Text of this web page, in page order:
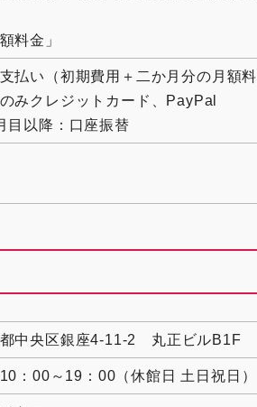
料金」
払い（初期費用＋二か月分の月額料
みクレジットカード、PayPal
目以降：口座振替
中央区銀座4-11-2 丸正ビルB1F
：00～19：00（休館日 土日祝日）